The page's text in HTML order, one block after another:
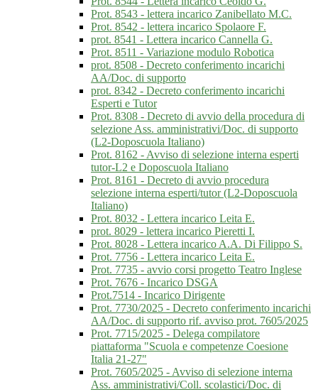
Prot. 8543 - lettera incarico Zanibellato M.C.
Prot. 8542 - lettera incarico Spolaore F.
prot. 8541 - Lettera incarico Cannella G.
Prot. 8511 - Variazione modulo Robotica
prot. 8508 - Decreto conferimento incarichi
AA/Doc. di supporto
prot. 8342 - Decreto conferimento incarichi
Esperti e Tutor
Prot. 8308 - Decreto di avvio della procedura di
selezione Ass. amministrativi/Doc. di supporto
(L2-Doposcuola Italiano)
Prot. 8162 - Avviso di selezione interna esperti
tutor-L2 e Doposcuola Italiano
Prot. 8161 - Decreto di avvio procedura
selezione interna esperti/tutor (L2-Doposcuola
Italiano)
Prot. 8032 - Lettera incarico Leita E.
prot. 8029 - lettera incarico Pieretti I.
Prot. 8028 - Lettera incarico A.A. Di Filippo S.
Prot. 7756 - Lettera incarico Leita E.
Prot. 7735 - avvio corsi progetto Teatro Inglese
Prot. 7676 - Incarico DSGA
Prot.7514 - Incarico Dirigente
Prot. 7730/2025 - Decreto conferimento incarichi
AA/Doc. di supporto rif. avviso prot. 7605/2025
Prot. 7715/2025 - Delega compilatore
piattaforma "Scuola e competenze Coesione
Italia 21-27"
Prot. 7605/2025 - Avviso di selezione interna
Ass. amministrativi/Coll. scolastici/Doc. di